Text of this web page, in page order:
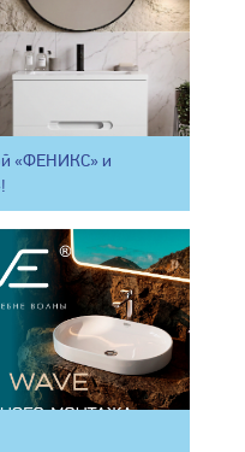
«ФЕНИКС» и